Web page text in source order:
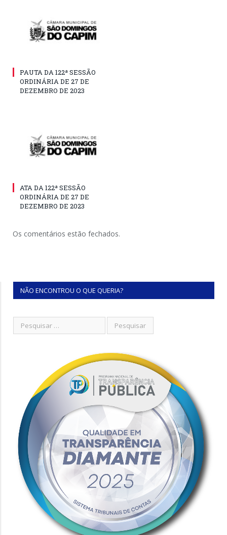
PAUTA DA 122ª SESSÃO
ORDINÁRIA DE 27 DE
DEZEMBRO DE 2023
ATA DA 122ª SESSÃO
ORDINÁRIA DE 27 DE
DEZEMBRO DE 2023
Os comentários estão fechados.
NÃO ENCONTROU O QUE QUERIA?